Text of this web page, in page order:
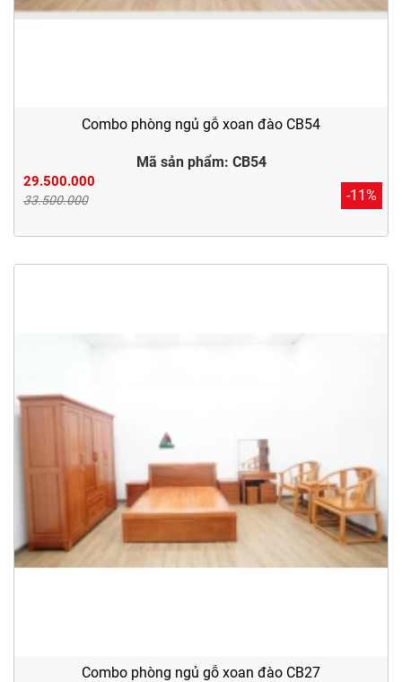
Combo phòng ngủ gỗ xoan đào CB54
Mã sản phẩm: CB54
29.500.000
33.500.000 -11%
Combo phòng ngủ gỗ xoan đào CB27